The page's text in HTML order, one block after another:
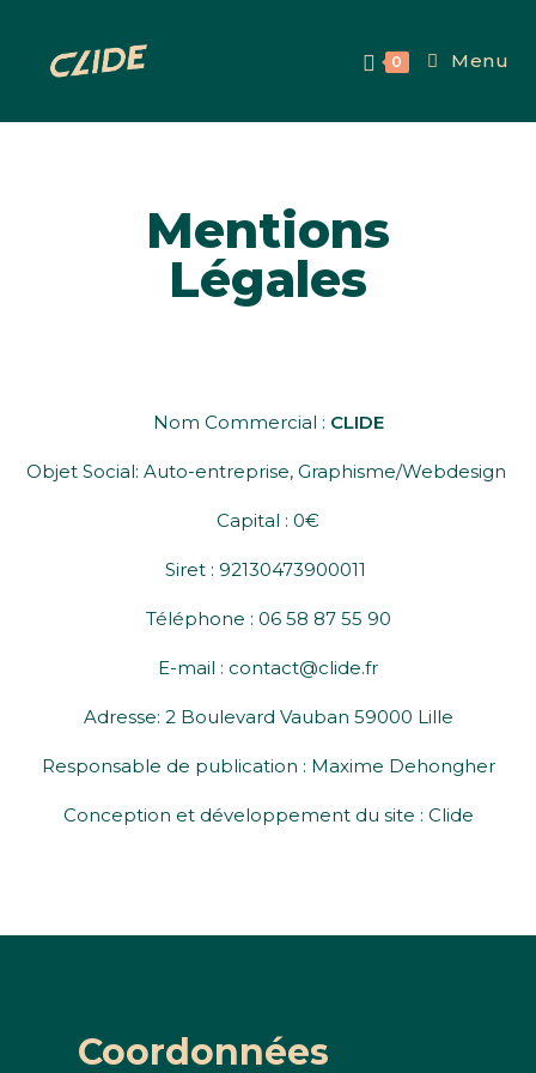
0 Menu
Mentions
Légales
Nom Commercial : CLIDE
Objet Social: Auto-entreprise, Graphisme/Webdesign
Capital : 0€
Siret : 92130473900011
Téléphone : 06 58 87 55 90
E-mail : contact@clide.fr
Adresse: 2 Boulevard Vauban 59000 Lille
Responsable de publication : Maxime Dehongher
Conception et développement du site : Clide
Coordonnées